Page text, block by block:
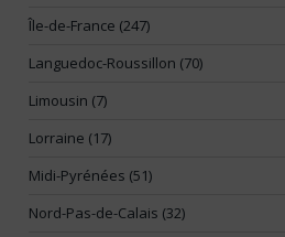
Île-de-France (247)
Languedoc-Roussillon (70)
Limousin (7)
Lorraine (17)
Midi-Pyrénées (51)
Nord-Pas-de-Calais (32)